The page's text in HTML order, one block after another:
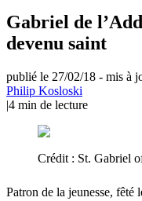
Gabriel de
devenu saint
publié le 27/02/18 - mis à
Philip Kosloski
|4 min de lecture
Crédit : St. Gabriel
Patron de la jeunesse, fêté